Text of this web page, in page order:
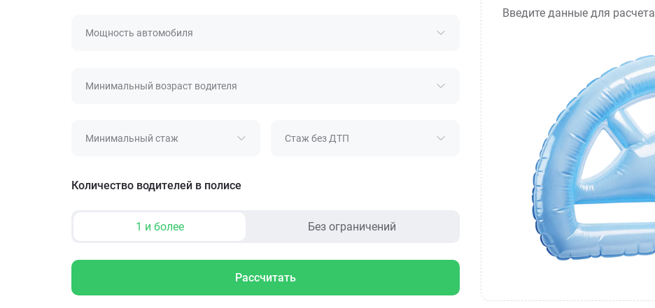
Мощность автомобиля
Минимальный возраст водителя
Минимальный стаж Стаж без ДТП
Количество водителей в полисе
1 и более Без ограничений
Рассчитать
Введите данные для расчета